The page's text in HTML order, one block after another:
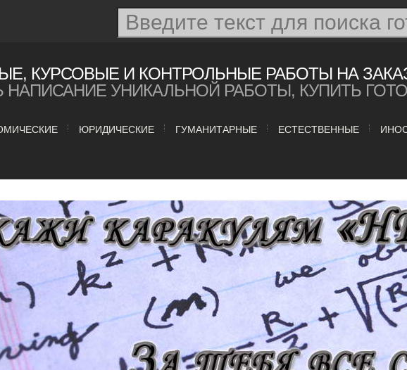
КУРСОВЫЕ И КОНТРОЛЬНЫЕ РАБОТЫ НА
НАПИСАНИЕ УНИКАЛЬНОЙ РАБОТЫ, КУПИТЬ
ЮРИДИЧЕСКИЕ ГУМАНИТАРНЫЕ ЕСТЕСТВЕННЫЕ